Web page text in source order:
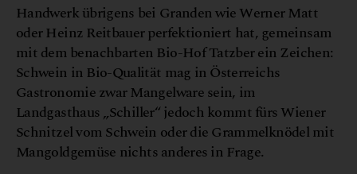
Handwerk übrigens bei Granden wie Werner Matt
oder Heinz Reitbauer perfektioniert hat, gemeinsam
mit dem benachbarten Bio-Hof Tatzber ein Zeichen:
Schwein in Bio-Qualität mag in Österreichs
Gastronomie zwar Mangelware sein, im
Landgasthaus „Schiller“ jedoch kommt fürs Wiener
Schnitzel vom Schwein oder die Grammelknödel mit
Mangoldgemüse nichts anderes in Frage.